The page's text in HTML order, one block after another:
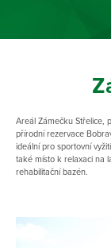
Areál Zámečku Střelice,
přírodní rezervace
ideální pro sportovní
také místo k relaxaci na
rehabilitační bazén.